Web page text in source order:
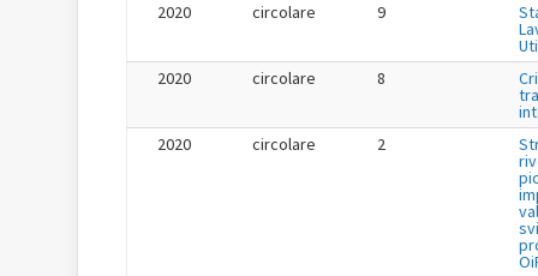
2020
circolare 9
2020
circolare 8
2020
circolare 2